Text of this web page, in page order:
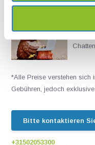
Live
*Alle Preise verstehen sich
Gebühren, jedoch
Bitte kontaktieren
+31502053300